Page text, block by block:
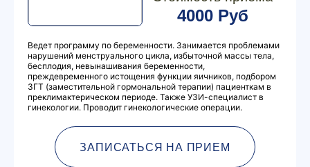
4000 Руб
Ведет программу по беременности. Занимается проблемами
нарушений менструального цикла, избыточной массы тела,
бесплодия, невынашивания беременности,
преждевременного истощения функции яичников, подбором
ЗГТ (заместительной гормональной терапии) пациенткам в
преклимактерическом периоде. Также УЗИ-специалист в
гинекологии. Проводит гинекологические операции.
ЗАПИСАТЬСЯ НА ПРИЕМ